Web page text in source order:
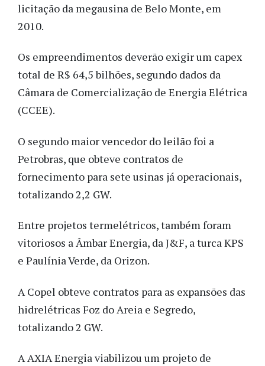
licitação da megausina de Belo Monte, em
2010.
Os empreendimentos deverão exigir um capex
total de R$ 64,5 bilhões, segundo dados da
Câmara de Comercialização de Energia Elétrica
(CCEE).
O segundo maior vencedor do leilão foi a
Petrobras, que obteve contratos de
fornecimento para sete usinas já operacionais,
totalizando 2,2 GW.
Entre projetos termelétricos, também foram
vitoriosos a Âmbar Energia, da J&F, a turca KPS
e Paulínia Verde, da Orizon.
A Copel obteve contratos para as expansões das
hidrelétricas Foz do Areia e Segredo,
totalizando 2 GW.
A AXIA Energia viabilizou um projeto de